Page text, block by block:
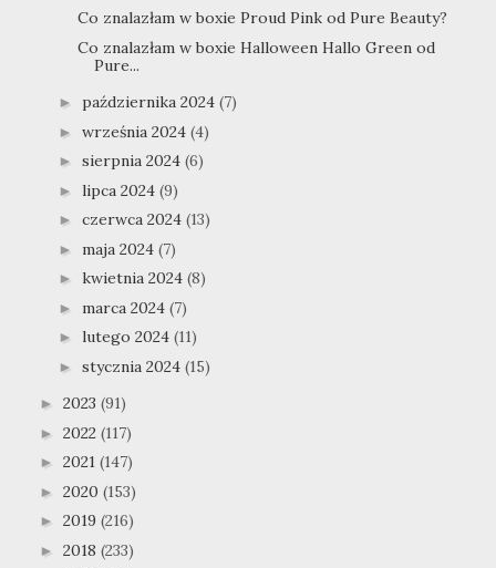
Co znalazłam w boxie Proud Pink od Pure Beauty?
Co znalazłam w boxie Halloween Hallo Green od
Pure...
► października 2024 (7)
► września 2024 (4)
► sierpnia 2024 (6)
► lipca 2024 (9)
► czerwca 2024 (13)
► maja 2024 (7)
► kwietnia 2024 (8)
► marca 2024 (7)
► lutego 2024 (11)
► stycznia 2024 (15)
► 2023 (91)
► 2022 (117)
► 2021 (147)
► 2020 (153)
► 2019 (216)
► 2018 (233)